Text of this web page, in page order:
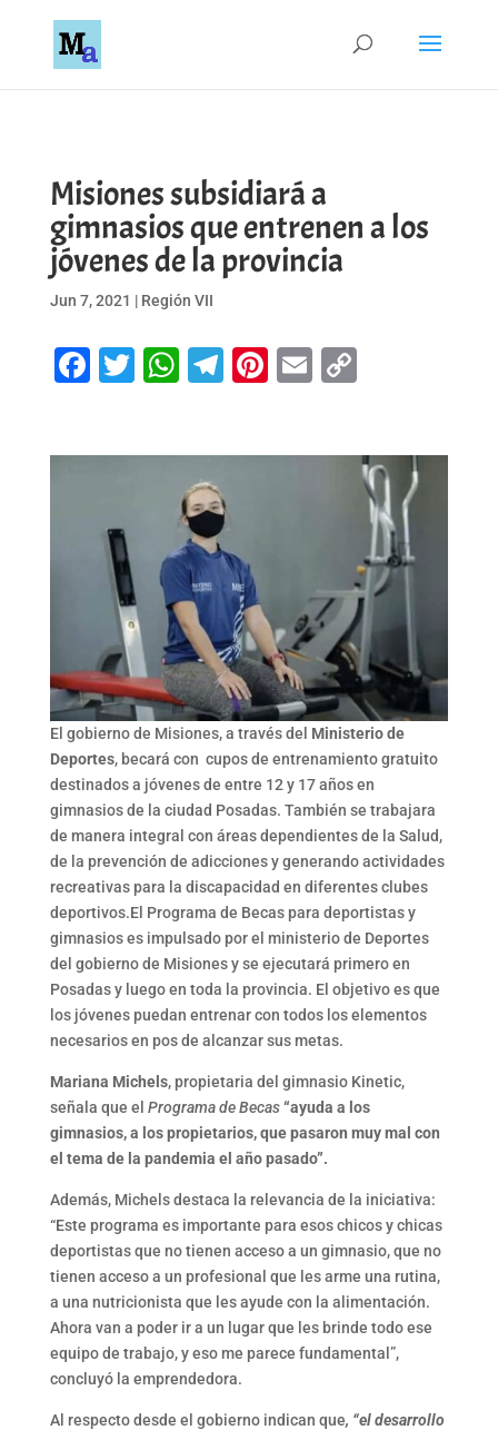
Misiones subsidiará a
gimnasios que entrenen a los
jóvenes de la provincia
Jun 7, 2021 | Región VII
Facebook
Twitter
WhatsApp
Telegram
Pinterest
EmailCopy
El gobierno de Misiones, a través del Ministerio de
Deportes, becará con cupos de entrenamiento gratuito
destinados a jóvenes de entre 12 y 17 años en
gimnasios de la ciudad Posadas. También se trabajara
de manera integral con áreas dependientes de la Salud,
de la prevención de adicciones y generando actividades
recreativas para la discapacidad en diferentes clubes
deportivos.El Programa de Becas para deportistas y
gimnasios es impulsado por el ministerio de Deportes
del gobierno de Misiones y se ejecutará primero en
Posadas y luego en toda la provincia. El objetivo es que
los jóvenes puedan entrenar con todos los elementos
necesarios en pos de alcanzar sus metas.
Mariana Michels, propietaria del gimnasio Kinetic,
señala que el Programa de Becas “ayuda a los
gimnasios, a los propietarios, que pasaron muy mal con
el tema de la pandemia el año pasado”.
Además, Michels destaca la relevancia de la iniciativa:
“Este programa es importante para esos chicos y chicas
deportistas que no tienen acceso a un gimnasio, que no
tienen acceso a un profesional que les arme una rutina,
a una nutricionista que les ayude con la alimentación.
Ahora van a poder ir a un lugar que les brinde todo ese
equipo de trabajo, y eso me parece fundamental”,
concluyó la emprendedora.
Al respecto desde el gobierno indican que, “el desarrollo